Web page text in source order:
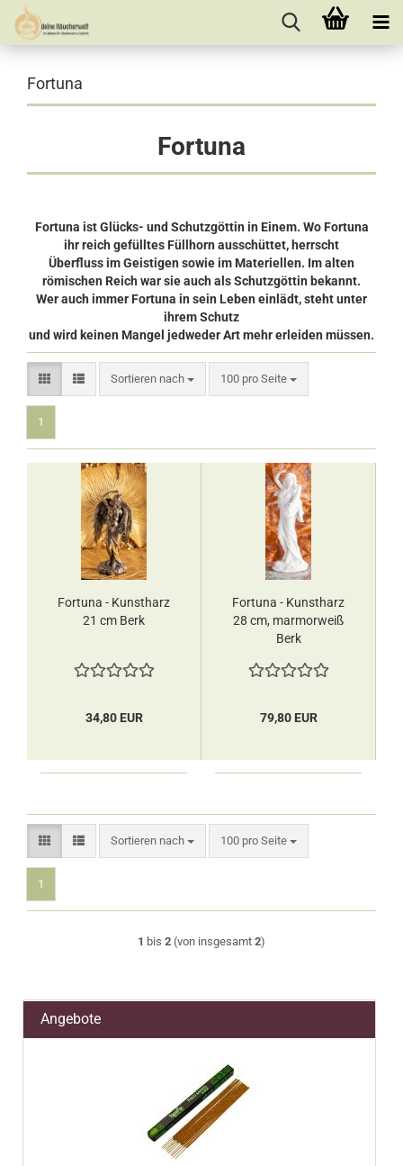
Fortuna
Fortuna
Fortuna ist Glücks- und Schutzgöttin in Einem. Wo Fortuna
ihr reich gefülltes Füllhorn ausschüttet, herrscht
Überfluss im Geistigen sowie im Materiellen. Im alten
römischen Reich war sie auch als Schutzgöttin bekannt.
Wer auch immer Fortuna in sein Leben einlädt, steht unter
ihrem Schutz
und wird keinen Mangel jedweder Art mehr erleiden müssen.
Sortieren nach
Sortieren nach 100 pro Seite
pro Seite
1
Fortuna - Kunstharz
21 cm Berk
34,80 EUR
Fortuna - Kunstharz
28 cm, marmorweiß
Berk
79,80 EUR
Sortieren nach
Sortieren nach 100 pro Seite
pro Seite
1
1 bis 2 (von insgesamt 2)
Angebote